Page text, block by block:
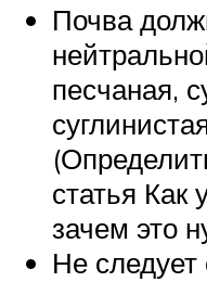
Почва
песчаная,
статья Как
зачем это
Не